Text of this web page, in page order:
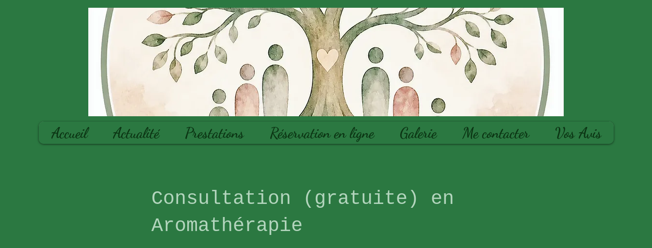
Accueil Actualité Prestations Réservation en ligne Galerie Me contacter Vos Avis
Consultation (gratuite) en
Aromathérapie